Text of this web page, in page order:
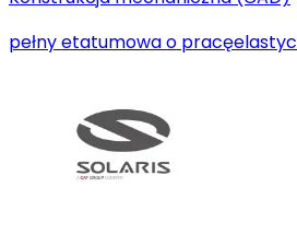
pełny etatumowa o pracę